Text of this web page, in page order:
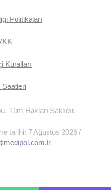
Politikaları
Kuralları
Saatleri
Tüm Hakları Saklıdır.
tarihi: 7 Ağustos 2026 /